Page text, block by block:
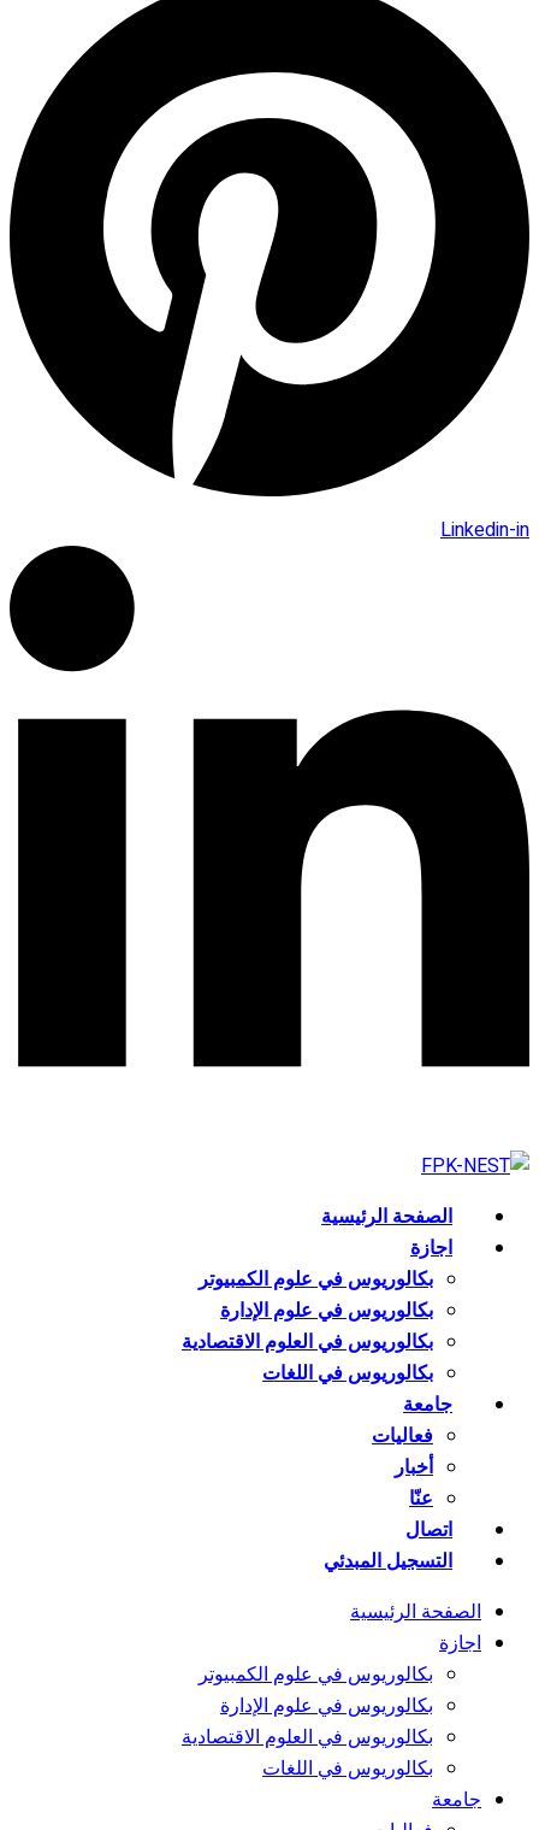
Linkedin-in
الصفحة الرئيسية
اجازة
بكالوريوس في علوم الكمبيوتر
بكالوريوس في علوم الإدارة
بكالوريوس في العلوم الاقتصادية
بكالوريوس في اللغات
جامعة
فعاليات
أخبار
عنّا
اتصال
التسجيل المبدئي
الصفحة الرئيسية
اجازة
بكالوريوس في علوم الكمبيوتر
بكالوريوس في علوم الإدارة
بكالوريوس في العلوم الاقتصادية
بكالوريوس في اللغات
جامعة